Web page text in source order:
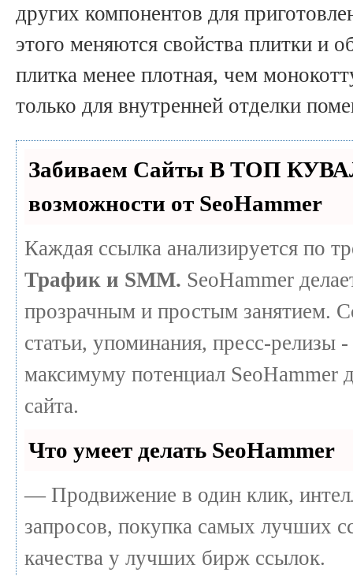
других компонентов для
этого меняются свойства плитки и
плитка менее плотная, чем
только для внутренней отделки
Забиваем Сайты В ТОП
возможности от SeoHammer
Каждая ссылка анализируется по
Трафик и SMM. SeoHammer
прозрачным и простым занятием.
статьи, упоминания, пресс-релизы
максимуму потенциал SeoHammer
сайта.
Что умеет делать SeoHammer
— Продвижение в один клик,
запросов, покупка самых лучших
качества у лучших бирж ссылок.